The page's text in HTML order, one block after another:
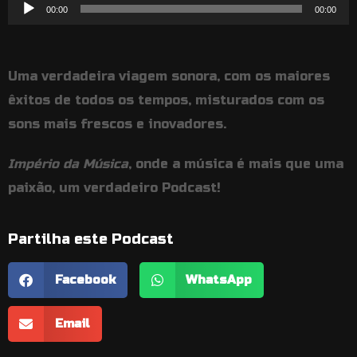
Reprodutor
00:00 00:00
Uma verdadeira viagem sonora, com os maiores
êxitos de todos os tempos, misturados com os
sons mais frescos e inovadores.
Império da Música, onde a música é mais que uma
paixão, um verdadeiro Podcast!
Partilha este Podcast
Facebook WhatsApp
Email